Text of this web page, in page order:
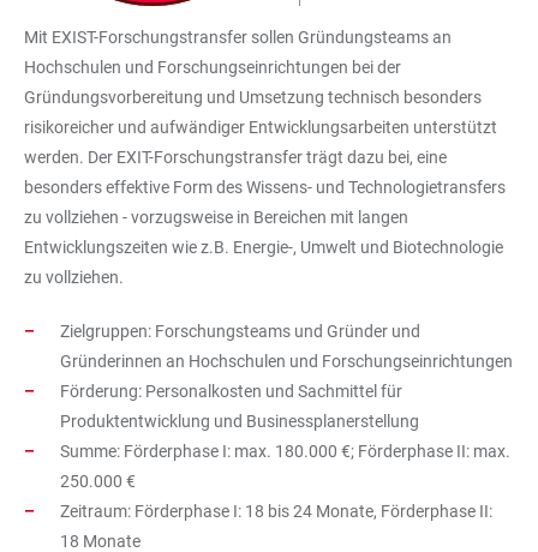
Mit EXIST-Forschungstransfer sollen Gründungsteams an
Hochschulen und Forschungseinrichtungen bei der
Gründungsvorbereitung und Umsetzung technisch besonders
risikoreicher und aufwändiger Entwicklungsarbeiten unterstützt
werden. Der EXIT-Forschungstransfer trägt dazu bei, eine
besonders effektive Form des Wissens- und Technologietransfers
zu vollziehen - vorzugsweise in Bereichen mit langen
Entwicklungszeiten wie z.B. Energie-, Umwelt und Biotechnologie
zu vollziehen.
Zielgruppen: Forschungsteams und Gründer und
Gründerinnen an Hochschulen und Forschungseinrichtungen
Förderung: Personalkosten und Sachmittel für
Produktentwicklung und Businessplanerstellung
Summe: Förderphase I: max. 180.000 €; Förderphase II: max.
250.000 €
Zeitraum: Förderphase I: 18 bis 24 Monate, Förderphase II:
18 Monate